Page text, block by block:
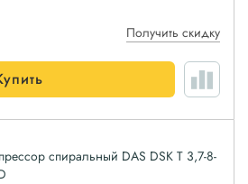
Получить скидку
спиральный DAS DSK T 3,7-8-